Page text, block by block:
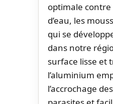
optimale
d’eau, les
qui se
dans notre
surface lisse et
l’aluminium
l’accrochage